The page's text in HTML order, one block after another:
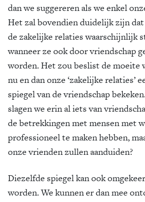
dan we suggereren als we enkel
Het zal bovendien duidelijk zijn
de zakelijke relaties waarschijnlijk
wanneer ze ook door vriendschap
worden. Het zou beslist de moeite
nu en dan onze ‘zakelijke relaties’
spiegel van de vriendschap
slagen we erin al iets van
de betrekkingen met mensen met
professioneel te maken hebben,
onze vrienden zullen aanduiden?
Diezelfde spiegel kan ook
worden. We kunnen er dan mee